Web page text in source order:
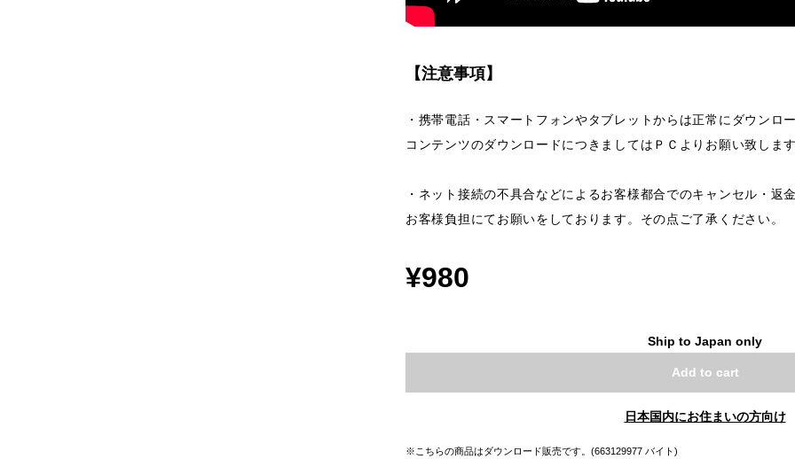
【注意事項】
・携帯電話・スマートフォンやタブレットからは正常にダウンロ
コンテンツのダウンロードにつきましてはＰＣよりお願い致します
・ネット接続の不具合などによるお客様都合でのキャンセル・返
お客様負担にてお願いをしております。その点ご了承ください。
¥980
Ship to Japan only
Add to cart
日本国内にお住まいの方向け
※こちらの商品はダウンロード販売です。(663129977 バイト)